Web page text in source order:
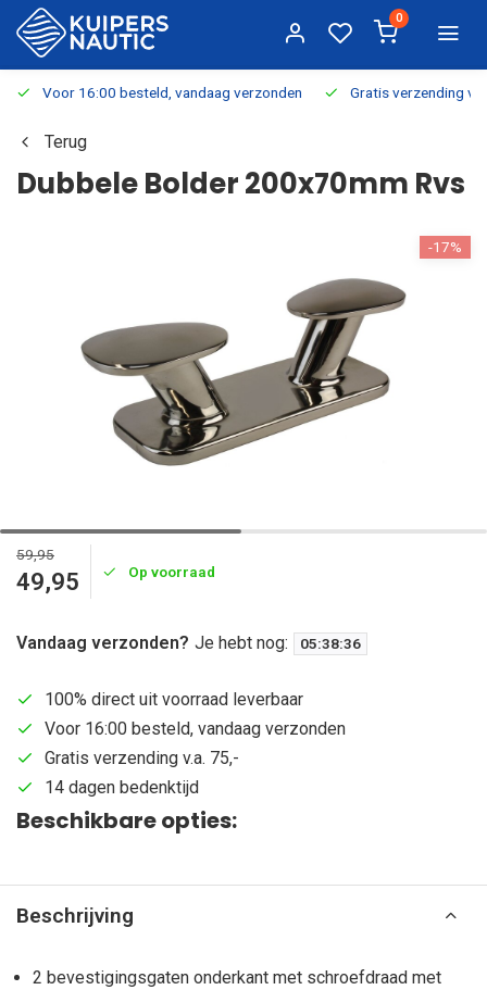
0
Voor 16:00 besteld, vandaag verzonden Gratis verzending
Terug
Dubbele Bolder 200x70mm Rvs
-17%
59,95
49,95 Op voorraad
Vandaag verzonden? Je hebt nog: 05:38:36
100% direct uit voorraad leverbaar
Voor 16:00 besteld, vandaag verzonden
Gratis verzending v.a. 75,-
14 dagen bedenktijd
Beschikbare opties:
Beschrijving
2 bevestigingsgaten onderkant met schroefdraad met